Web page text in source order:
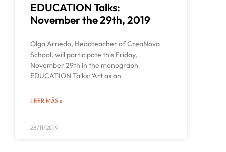
EDUCATION Talks:
November the 29th, 2019
Olga Arnedo, Headteacher of CreaNova
School, will participate this Friday,
November 29th in the monograph
EDUCATION Talks: ‘Art as an
LEER MÁS »
28/11/2019